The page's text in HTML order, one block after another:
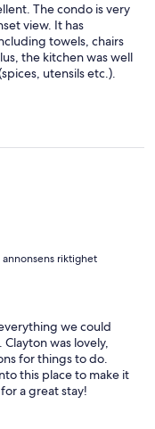
The condo is very
view. It has
towels, chairs
the kitchen was well
utensils etc.).
riktighet
we could
was lovely,
for things to do.
this place to make it
a great stay!